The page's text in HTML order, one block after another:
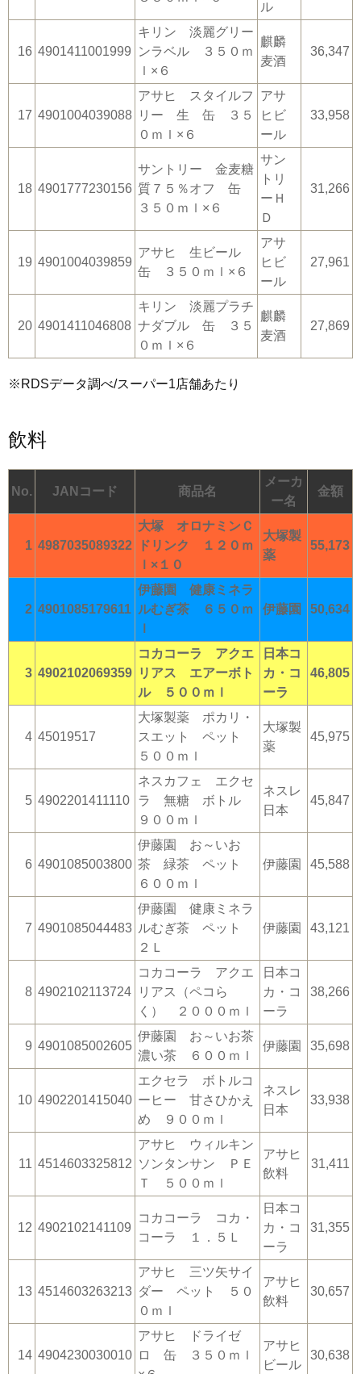
ル
16 4901411001999
キリン 淡麗グリー
ンラベル ３５０ｍ
ｌ×６
麒麟
麦酒
36,347
17 4901004039088
アサヒ スタイルフ
リー 生 缶 ３５
０ｍｌ×６
アサ
ヒビ
ール
33,958
18 4901777230156
サントリー 金麦糖
質７５％オフ 缶
３５０ｍｌ×６
サン
トリ
ーＨ
Ｄ
31,266
19 4901004039859
アサヒ 生ビール
缶 ３５０ｍｌ×６
アサ
ヒビ
ール
27,961
20 4901411046808
キリン 淡麗プラチ
ナダブル 缶 ３５
０ｍｌ×６
麒麟
麦酒
27,869
※RDSデータ調べ/スーパー1店舗あたり
飲料
No. JANコード 商品名
メーカ
ー名
金額
1 4987035089322
大塚 オロナミンＣ
ドリンク １２０ｍ
ｌ×１０
大塚製
薬
55,173
2 4901085179611
伊藤園 健康ミネラ
ルむぎ茶 ６５０ｍ
ｌ
伊藤園 50,634
3 4902102069359
コカコーラ アクエ
リアス エアーボト
ル ５００ｍｌ
日本コ
カ・コ
ーラ
46,805
4 45019517
大塚製薬 ポカリ・
スエット ペット
５００ｍｌ
大塚製
薬
45,975
5 4902201411110
ネスカフェ エクセ
ラ 無糖 ボトル
９００ｍｌ
ネスレ
日本
45,847
6 4901085003800
伊藤園 お～いお
茶 緑茶 ペット
６００ｍｌ
伊藤園 45,588
7 4901085044483
伊藤園 健康ミネラ
ルむぎ茶 ペット
２Ｌ
伊藤園 43,121
8 4902102113724
コカコーラ アクエ
リアス（ペコら
く） ２０００ｍｌ
日本コ
カ・コ
ーラ
38,266
9 4901085002605
伊藤園 お～いお茶
濃い茶 ６００ｍｌ
伊藤園 35,698
10 4902201415040
エクセラ ボトルコ
ーヒー 甘さひかえ
め ９００ｍｌ
ネスレ
日本
33,938
11 4514603325812
アサヒ ウィルキン
ソンタンサン ＰＥ
Ｔ ５００ｍｌ
アサヒ
飲料
31,411
12 4902102141109
コカコーラ コカ・
コーラ １．５Ｌ
日本コ
カ・コ
ーラ
31,355
13 4514603263213
アサヒ 三ツ矢サイ
ダー ペット ５０
０ｍｌ
アサヒ
飲料
30,657
14 4904230030010
アサヒ ドライゼ
ロ 缶 ３５０ｍｌ
アサヒ
ビール
30,638